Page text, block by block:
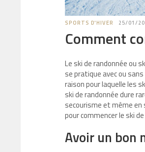
SPORTS D'HIVER 25/01/
Comment
Le ski de randonnée ou
se pratique avec ou
raison pour laquelle les
ski de randonnée dure
secourisme et même
pour commencer le ski
Avoir un bon